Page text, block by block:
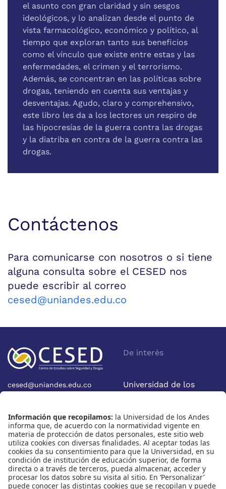
el asunto con gran claridad y sin sesgos
ideológicos, y lo analizan desde el punto de
vista farmacológico, económico y político, al
tiempo que exploran tanto sus beneficios
como el vínculo que existe entre estas y las
enfermedades, el crimen y el terrorismo.
Además, se concentran en las políticas sobre
drogas, teniendo en cuenta sus ventajas y
desventajas. Agudo, claro y compre­hensivo,
este libro les da a los lectores un respiro de
las hipocre­sías de la guerra contra las drogas
y la diatriba en contra de la guerra contra las
drogas.
Contáctenos
Para comunicarse con nosotros o si tiene
alguna consulta sobre el CESED nos
puede escribir al correo
cesed@uniandes.edu.co
cesed@uniandes.edu.co
Bogotá - Colombia
De interés
Universidad de los
Facultad de Economía
Nosotros
Quiénes somos
Nuestras redes
Instagram